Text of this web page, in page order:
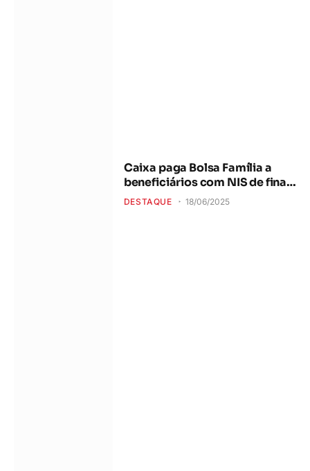
Caixa paga Bolsa Família a
beneficiários com NIS de final
3
DESTAQUE 18/06/2025